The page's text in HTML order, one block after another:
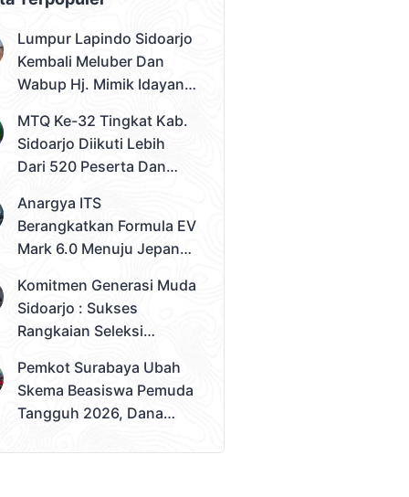
Lumpur Lapindo Sidoarjo
Kembali Meluber Dan
Wabup Hj. Mimik Idayana
MTQ Ke-32 Tingkat Kab.
Sidoarjo Diikuti Lebih
Dari 520 Peserta Dan
Juara Umum
Anargya ITS
Berangkatkan Formula EV
Mark 6.0 Menuju Jepang,
2026
Komitmen Generasi Muda
Sidoarjo : Sukses
Rangkaian Seleksi
Pemilihan Duta Muda
Sidoarjo 2026
Pemkot Surabaya Ubah
Skema Beasiswa Pemuda
Tangguh 2026, Dana
Sekolah